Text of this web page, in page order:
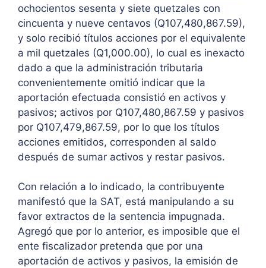
ochocientos sesenta y siete quetzales con
cincuenta y nueve centavos (Q107,480,867.59),
y solo recibió títulos acciones por el equivalente
a mil quetzales (Q1,000.00), lo cual es inexacto
dado a que la administración tributaria
convenientemente omitió indicar que la
aportación efectuada consistió en activos y
pasivos; activos por Q107,480,867.59 y pasivos
por Q107,479,867.59, por lo que los títulos
acciones emitidos, corresponden al saldo
después de sumar activos y restar pasivos.
Con relación a lo indicado, la contribuyente
manifestó que la SAT, está manipulando a su
favor extractos de la sentencia impugnada.
Agregó que por lo anterior, es imposible que el
ente fiscalizador pretenda que por una
aportación de activos y pasivos, la emisión de